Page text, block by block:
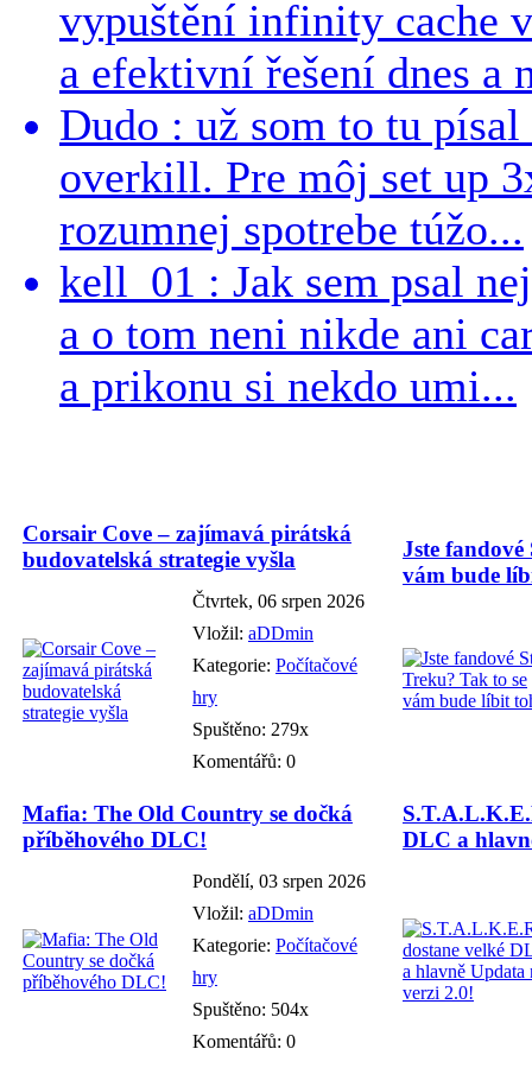
vypuštění infinity cache
a efektivní řešení dnes a
Dudo : už som to tu
overkill. Pre môj set up
rozumnej spotrebe túžo...
kell_01 : Jak sem psal
a o tom neni nikde ani
a prikonu si nekdo umi...
Corsair Cove – zajímavá pirátská
budovatelská strategie vyšla
Čtvrtek, 06 srpen 2026
Vložil: aDDmin
Kategorie: Počítačové
hry
Spuštěno: 279x
Komentářů: 0
Jste
vám bude
Mafia: The Old Country se dočká
příběhového DLC!
Pondělí, 03 srpen 2026
Vložil: aDDmin
Kategorie: Počítačové
hry
Spuštěno: 504x
Komentářů: 0
DLC a